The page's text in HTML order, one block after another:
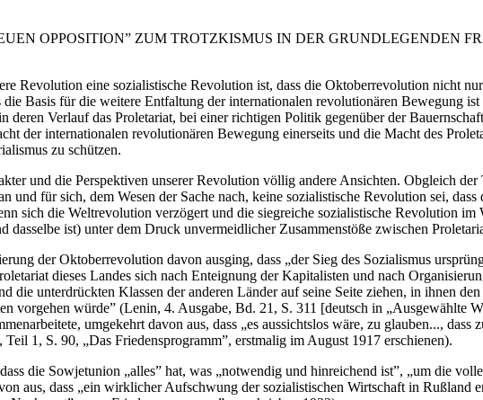
OPPOSITION” ZUM TROTZKISMUS IN DER GRUNDLEGENDEN
Revolution eine sozialistische Revolution ist, dass die Oktoberrevolution nicht
die Basis für die weitere Entfaltung der internationalen revolutionären Bewegung
deren Verlauf das Proletariat, bei einer richtigen Politik gegenüber der
der internationalen revolutionären Bewegung einerseits und die Macht des
zu schützen.
und die Perspektiven unserer Revolution völlig andere Ansichten. Obgleich
und für sich, dem Wesen der Sache nach, keine sozialistische Revolution sei,
sich die Weltrevolution verzögert und die siegreiche sozialistische Revolution
dasselbe ist) unter dem Druck unvermeidlicher Zusammenstöße zwischen
der Oktoberrevolution davon ausging, dass „der Sieg des Sozialismus
dieses Landes sich nach Enteignung der Kapitalisten und nach
die unterdrückten Klassen der anderen Länder auf seine Seite ziehen, in ihnen
vorgehen würde” (Lenin, 4. Ausgabe, Bd. 21, S. 311 [deutsch in
umgekehrt davon aus, dass „es aussichtslos wäre, zu glauben...,
1, S. 90, „Das Friedensprogramm”, erstmalig im August 1917 erschienen).
die Sowjetunion „alles” hat, was „notwendig und hinreichend ist”, „um die
aus, dass „ein wirklicher Aufschwung der sozialistischen Wirtschaft in Rußland